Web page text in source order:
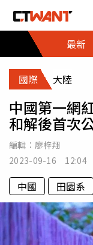
最新
國際 大陸
中國第一網
和解後首次
編輯： 廖梓翔
2023-09-16 12:04
中國 田園系